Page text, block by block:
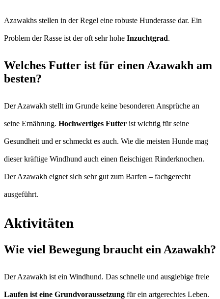
Azawakhs stellen in der Regel eine robuste Hunderasse dar. Ein
Problem der Rasse ist der oft sehr hohe Inzuchtgrad.
Welches Futter ist für einen Azawakh am
besten?
Der Azawakh stellt im Grunde keine besonderen Ansprüche an
seine Ernährung. Hochwertiges Futter ist wichtig für seine
Gesundheit und er schmeckt es auch. Wie die meisten Hunde mag
dieser kräftige Windhund auch einen fleischigen Rinderknochen.
Der Azawakh eignet sich sehr gut zum Barfen – fachgerecht
ausgeführt.
Aktivitäten
Wie viel Bewegung braucht ein Azawakh?
Der Azawakh ist ein Windhund. Das schnelle und ausgiebige freie
Laufen ist eine Grundvoraussetzung für ein artgerechtes Leben.